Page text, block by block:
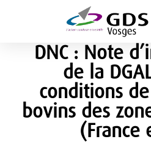
DNC : Note
de la
conditions
bovins des
(France